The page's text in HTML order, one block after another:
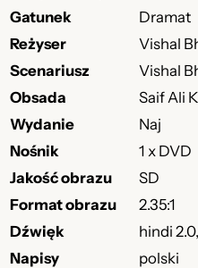
Gatunek
Dramat
Reżyser
Vishal
Scenariusz
Vishal
Obsada
Saif Ali
Wydanie
Naj
Nośnik
1 x DVD
Jakość obrazu
SD
Format obrazu
2.35:1
Dźwięk
hindi
Napisy
polski